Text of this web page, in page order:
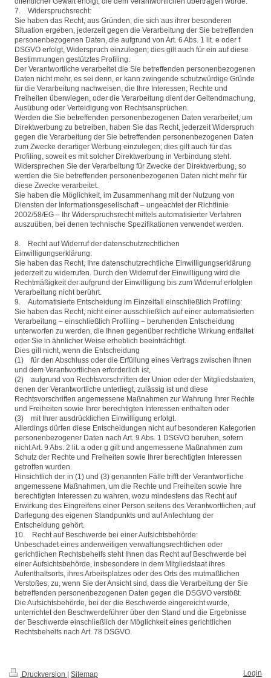
7. Widerspruchsrecht:
Sie haben das Recht, aus Gründen, die sich aus ihrer besonderen
Situation ergeben, jederzeit gegen die Verarbeitung der Sie betreffenden
personenbezogenen Daten, die aufgrund von Art. 6 Abs. 1 lit. e oder f
DSGVO erfolgt, Widerspruch einzulegen; dies gilt auch für ein auf diese
Bestimmungen gestütztes Profiling.
Der Verantwortliche verarbeitet die Sie betreffenden personenbezogenen
Daten nicht mehr, es sei denn, er kann zwingende schutzwürdige Gründe
für die Verarbeitung nachweisen, die Ihre Interessen, Rechte und
Freiheiten überwiegen, oder die Verarbeitung dient der Geltendmachung,
Ausübung oder Verteidigung von Rechtsansprüchen.
Werden die Sie betreffenden personenbezogenen Daten verarbeitet, um
Direktwerbung zu betreiben, haben Sie das Recht, jederzeit Widerspruch
gegen die Verarbeitung der Sie betreffenden personenbezogenen Daten
zum Zwecke derartiger Werbung einzulegen; dies gilt auch für das
Profiling, soweit es mit solcher Direktwerbung in Verbindung steht.
Widersprechen Sie der Verarbeitung für Zwecke der Direktwerbung, so
werden die Sie betreffenden personenbezogenen Daten nicht mehr für
diese Zwecke verarbeitet.
Sie haben die Möglichkeit, im Zusammenhang mit der Nutzung von
Diensten der Informationsgesellschaft – ungeachtet der Richtlinie
2002/58/EG – Ihr Widerspruchsrecht mittels automatisierter Verfahren
auszuüben, bei denen technische Spezifikationen verwendet werden.
8. Recht auf Widerruf der datenschutzrechtlichen
Einwilligungserklärung:
Sie haben das Recht, Ihre datenschutzrechtliche Einwilligungserklärung
jederzeit zu widerrufen. Durch den Widerruf der Einwilligung wird die
Rechtmäßigkeit der aufgrund der Einwilligung bis zum Widerruf erfolgten
Verarbeitung nicht berührt.
9. Automatisierte Entscheidung im Einzelfall einschließlich Profiling:
Sie haben das Recht, nicht einer ausschließlich auf einer automatisierten
Verarbeitung – einschließlich Profiling – beruhenden Entscheidung
unterworfen zu werden, die Ihnen gegenüber rechtliche Wirkung entfaltet
oder Sie in ähnlicher Weise erheblich beeinträchtigt.
Dies gilt nicht, wenn die Entscheidung
(1) für den Abschluss oder die Erfüllung eines Vertrags zwischen Ihnen
und dem Verantwortlichen erforderlich ist,
(2) aufgrund von Rechtsvorschriften der Union oder der Mitgliedstaaten,
denen der Verantwortliche unterliegt, zulässig ist und diese
Rechtsvorschriften angemessene Maßnahmen zur Wahrung Ihrer Rechte
und Freiheiten sowie Ihrer berechtigten Interessen enthalten oder
(3) mit Ihrer ausdrücklichen Einwilligung erfolgt.
Allerdings dürfen diese Entscheidungen nicht auf besonderen Kategorien
personenbezogener Daten nach Art. 9 Abs. 1 DSGVO beruhen, sofern
nicht Art. 9 Abs. 2 lit. a oder g gilt und angemessene Maßnahmen zum
Schutz der Rechte und Freiheiten sowie Ihrer berechtigten Interessen
getroffen wurden.
Hinsichtlich der in (1) und (3) genannten Fälle trifft der Verantwortliche
angemessene Maßnahmen, um die Rechte und Freiheiten sowie Ihre
berechtigten Interessen zu wahren, wozu mindestens das Recht auf
Erwirkung des Eingreifens einer Person seitens des Verantwortlichen, auf
Darlegung des eigenen Standpunkts und auf Anfechtung der
Entscheidung gehört.
10. Recht auf Beschwerde bei einer Aufsichtsbehörde:
Unbeschadet eines anderweitigen verwaltungsrechtlichen oder
gerichtlichen Rechtsbehelfs steht Ihnen das Recht auf Beschwerde bei
einer Aufsichtsbehörde, insbesondere in dem Mitgliedstaat ihres
Aufenthaltsorts, ihres Arbeitsplatzes oder des Orts des mutmaßlichen
Verstoßes, zu, wenn Sie der Ansicht sind, dass die Verarbeitung der Sie
betreffenden personenbezogenen Daten gegen die DSGVO verstößt.
Die Aufsichtsbehörde, bei der die Beschwerde eingereicht wurde,
unterrichtet den Beschwerdeführer über den Stand und die Ergebnisse
der Beschwerde einschließlich der Möglichkeit eines gerichtlichen
Rechtsbehelfs nach Art. 78 DSGVO.
Druckversion Sitemap Login